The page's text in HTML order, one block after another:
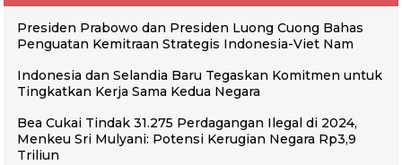
Presiden Prabowo dan Presiden Luong Cuong Bahas
Penguatan Kemitraan Strategis Indonesia-Viet Nam
Indonesia dan Selandia Baru Tegaskan Komitmen untuk
Tingkatkan Kerja Sama Kedua Negara
Bea Cukai Tindak 31.275 Perdagangan Ilegal di 2024,
Menkeu Sri Mulyani: Potensi Kerugian Negara Rp3,9
Triliun